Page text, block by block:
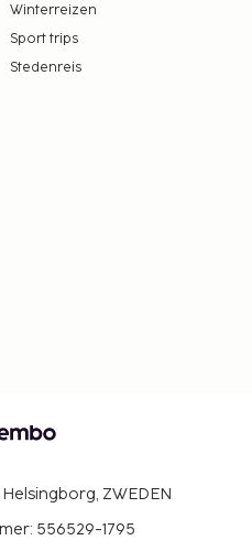
Winterreizen
Sport trips
Stedenreis
ZWEDEN
556529-1795